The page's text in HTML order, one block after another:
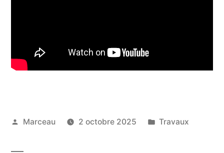
Publié
Marceau 2 octobre 2025
Publié
Travaux